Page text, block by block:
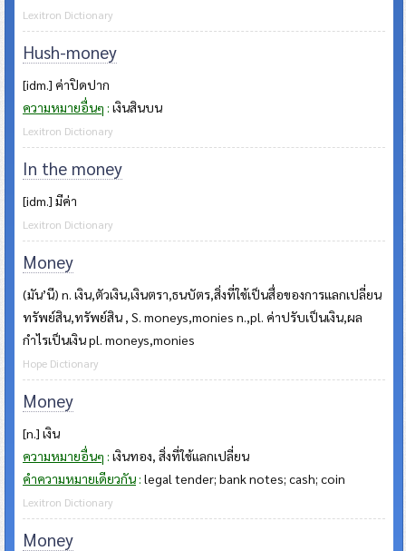
Lexitron Dictionary
Hush-money
[idm.] ค่าปิดปาก
ความหมายอื่นๆ : เงินสินบน
Lexitron Dictionary
In the money
[idm.] มีค่า
Lexitron Dictionary
Money
(มัน’นี) n. เงิน,ตัวเงิน,เงินตรา,ธนบัตร,สิ่งที่ใช้เป็นสื่อของการแลกเปลี่ยน
ทรัพย์สิน,ทรัพย์สิน , S. moneys,monies n.,pl. ค่าปรับเป็นเงิน,ผล
กำไรเป็นเงิน pl. moneys,monies
Hope Dictionary
Money
[n.] เงิน
ความหมายอื่นๆ : เงินทอง, สิ่งที่ใช้แลกเปลี่ยน
คำความหมายเดียวกัน : legal tender; bank notes; cash; coin
Lexitron Dictionary
Money